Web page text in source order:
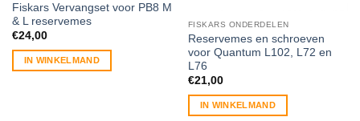
Fiskars Vervangset voor PB8 M
& L reservemes
€24,00
IN WINKELMAND
FISKARS ONDERDELEN
Reservemes en schroeven
voor Quantum L102, L72 en
L76
€21,00
IN WINKELMAND